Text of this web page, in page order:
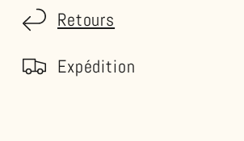
Retours
Expédition